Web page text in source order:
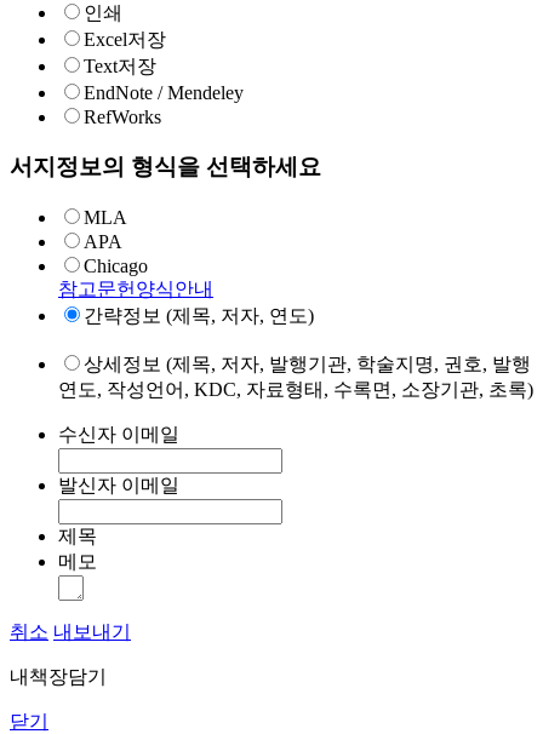
인쇄
Excel저장
Text저장
EndNote / Mendeley
RefWorks
서지정보의 형식을 선택하세요
MLA
APA
Chicago
참고문헌양식안내
간략정보 (제목, 저자, 연도)
상세정보 (제목, 저자, 발행기관, 학술지명, 권호, 발행
연도, 작성언어, KDC, 자료형태, 수록면, 소장기관, 초록)
수신자 이메일
발신자 이메일
제목
메모
취소 내보내기
내책장담기
닫기